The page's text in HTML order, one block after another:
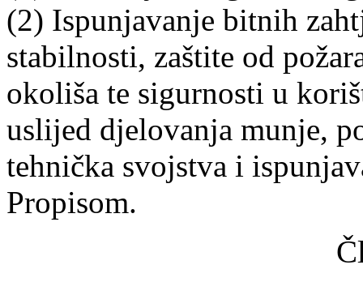
(2) Ispunjavanje bitnih
stabilnosti, zaštite od
okoliša te sigurnosti u
uslijed djelovanja munje,
tehnička svojstva i
Propisom.